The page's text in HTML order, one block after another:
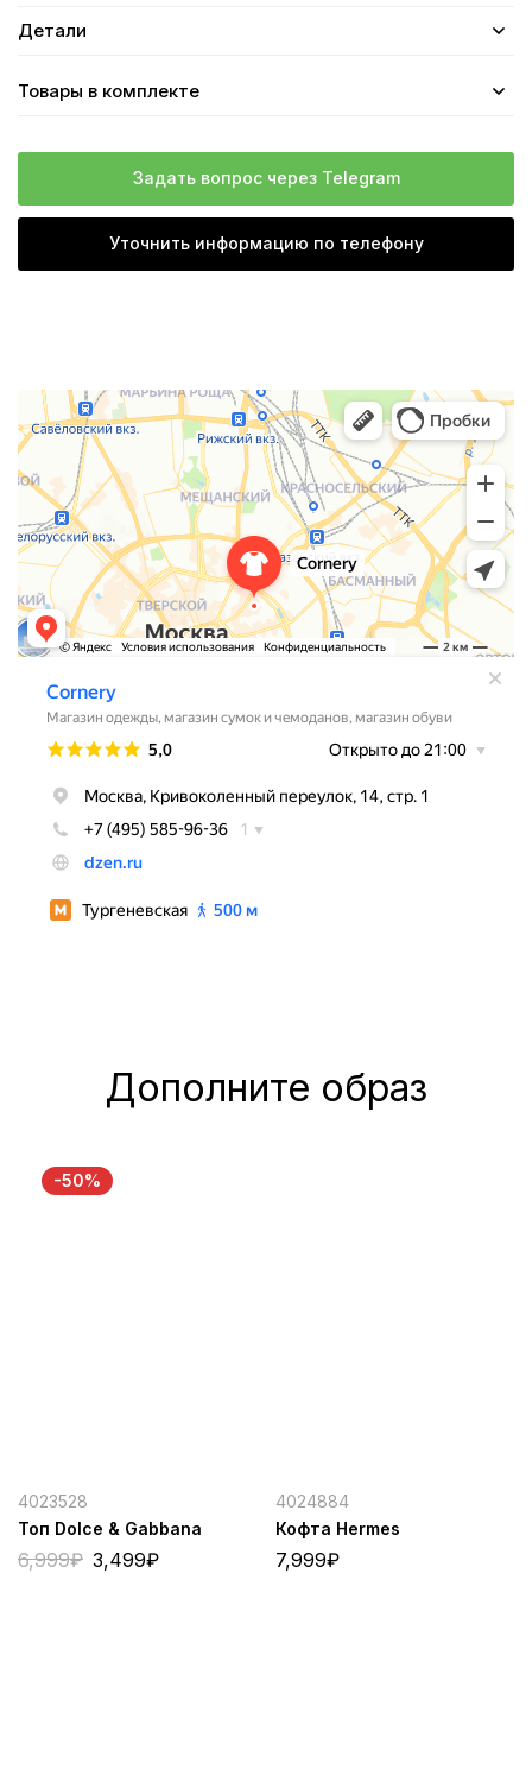
Детали
Товары в комплекте
Задать вопрос через Telegram
Уточнить информацию по телефону
Дополните образ
-50%
4023528
Топ Dolce & Gabbana
6,999₽ 3,499₽
4024884
Кофта Hermes
7,999₽